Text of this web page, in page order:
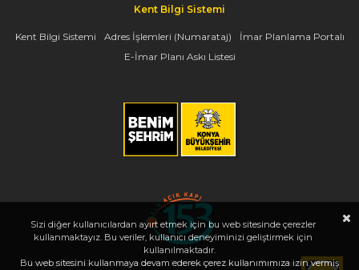
Kent Bilgi Sistemi
Kent Bilgi Sistemi Adres İşlemleri (Numarataj)
İmar Planlama Portalı
E-İmar Planı Askı Listesi
Copyright 2026, www.konya.bel.tr - Tüm Hakları Saklıdır - Bilgi İşlem Dairesi
Sizi diğer kullanıcılardan ayırt etmek için bu web sitesinde çerezler
kullanmaktayız. Bu veriler, kullanıcı deneyiminizi geliştirmek için
kullanılmaktadır.
Bu web sitesini kullanmaya devam ederek çerez kullanımımıza izin vermiş